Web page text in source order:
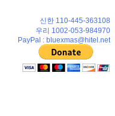
신한 110-445-363108
우리 1002-053-984970
PayPal : bluexmas@hitel.net